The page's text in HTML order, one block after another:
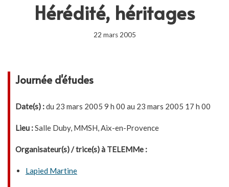
Hérédité, héritages
22 mars 2005
Journée d'études
Date(s) :du 23 mars 2005 9 h 00 au 23 mars 2005 17 h 00
Lieu :Salle Duby, MMSH, Aix-en-Provence
Organisateur(s) / trice(s) à TELEMMe :
Lapied Martine